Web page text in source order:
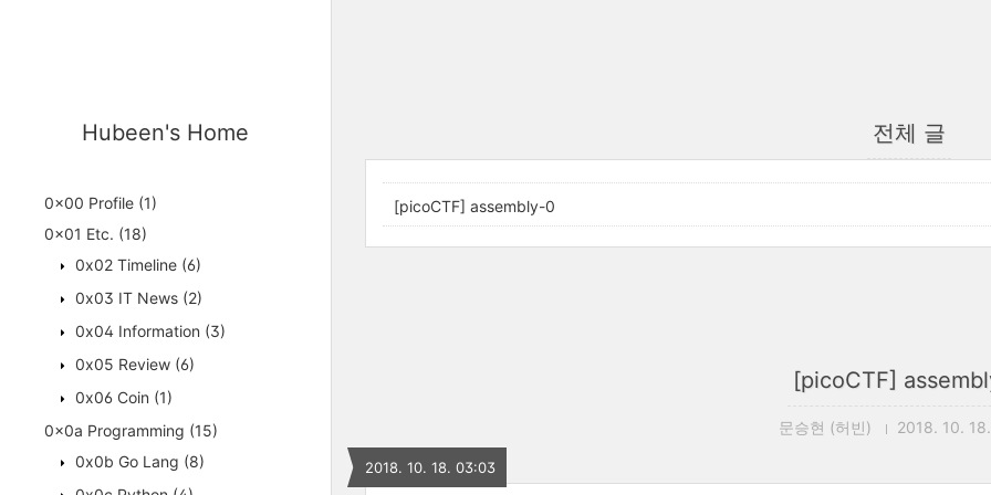
Hubeen's Home
0x00 Profile (1)
0x01 Etc. (18)
0x02 Timeline (6)
0x03 IT News (2)
0x04 Information (3)
0x05 Review (6)
0x06 Coin (1)
0x0a Programming (15)
0x0b Go Lang (8)
전체 글
[picoCTF] assembly-0
[picoCTF]
문승현 (허빈) 2018. 10.
2018. 10. 18. 03:03